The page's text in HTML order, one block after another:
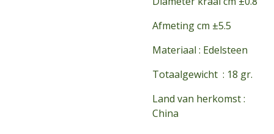
Afmeting cm ±5.5
Materiaal : Edelsteen
Totaalgewicht : 18 gr.
Land van herkomst :
China